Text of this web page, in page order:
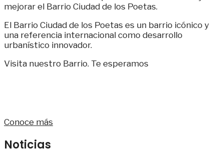
mejorar el Barrio Ciudad de los Poetas.
El Barrio Ciudad de los Poetas es un barrio icónico y
una referencia internacional como desarrollo
urbanístico innovador.
Visita nuestro Barrio. Te esperamos
Conoce más
Noticias